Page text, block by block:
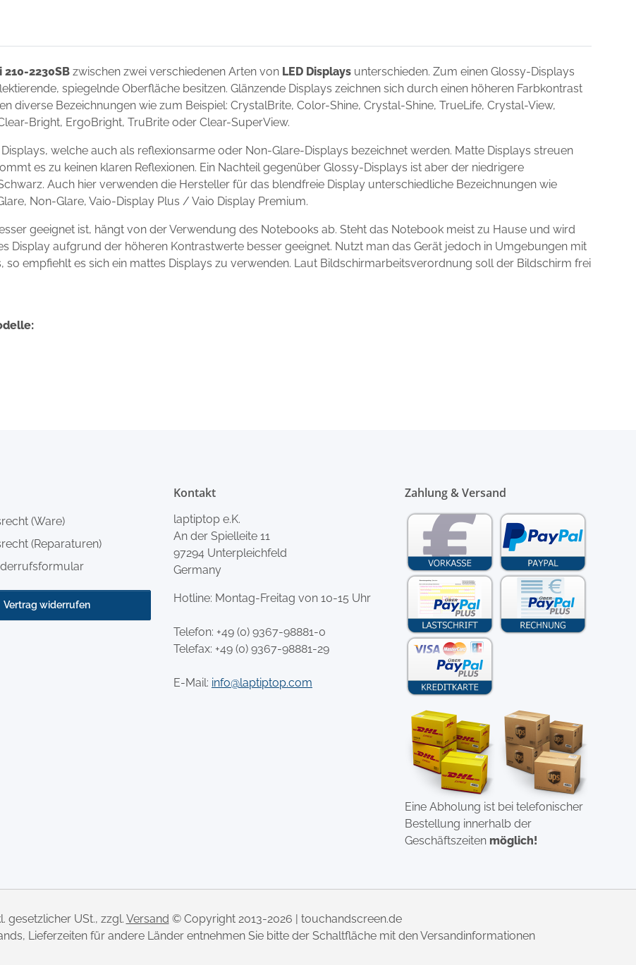
210-2230SB zwischen zwei verschiedenen Arten von LED Displays unterschieden. Zum einen Glossy-Displays
spiegelnde Oberfläche besitzen. Glänzende Displays zeichnen sich durch einen höheren Farbkontrast
diverse Bezeichnungen wie zum Beispiel: CrystalBrite, Color-Shine, Crystal-Shine, TrueLife, Crystal-View,
Bright, ErgoBright, TruBrite oder Clear-SuperView.
welche auch als reflexionsarme oder Non-Glare-Displays bezeichnet werden. Matte Displays streuen
es zu keinen klaren Reflexionen. Ein Nachteil gegenüber Glossy-Displays ist aber der niedrigere
Auch hier verwenden die Hersteller für das blendfreie Display unterschiedliche Bezeichnungen wie
Non-Glare, Vaio-Display Plus / Vaio Display Premium.
geeignet ist, hängt von der Verwendung des Notebooks ab. Steht das Notebook meist zu Hause und wird
Display aufgrund der höheren Kontrastwerte besser geeignet. Nutzt man das Gerät jedoch in Umgebungen mit
so empfiehlt es sich ein mattes Displays zu verwenden. Laut Bildschirmarbeitsverordnung soll der Bildschirm frei
(Ware)
(Reparaturen)
Vertrag widerrufen
Kontakt
laptiptop e.K.
An der Spielleite 11
97294 Unterpleichfeld
Germany
Hotline: Montag-Freitag von 10-15 Uhr
Telefon: +49 (0) 9367-98881-0
Telefax: +49 (0) 9367-98881-29
E-Mail: info@laptiptop.com
Zahlung & Versand
Eine Abholung ist bei telefonischer
Bestellung innerhalb der
Geschäftszeiten möglich!
gesetzlicher USt., zzgl. Versand © Copyright 2013-2026 | touchandscreen.de
Lieferzeiten für andere Länder entnehmen Sie bitte der Schaltfläche mit den Versandinformationen